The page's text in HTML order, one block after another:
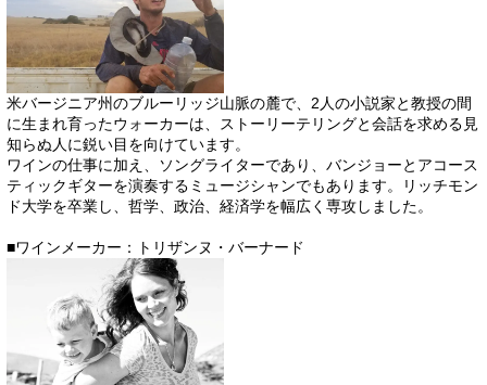
米バージニア州のブルーリッジ山脈の麓で、2人の小説家と教授の間
に生まれ育ったウォーカーは、ストーリーテリングと会話を求める見
知らぬ人に鋭い目を向けています。
ワインの仕事に加え、ソングライターであり、バンジョーとアコース
ティックギターを演奏するミュージシャンでもあります。リッチモン
ド大学を卒業し、哲学、政治、経済学を幅広く専攻しました。
■ワインメーカー：トリザンヌ・バーナード